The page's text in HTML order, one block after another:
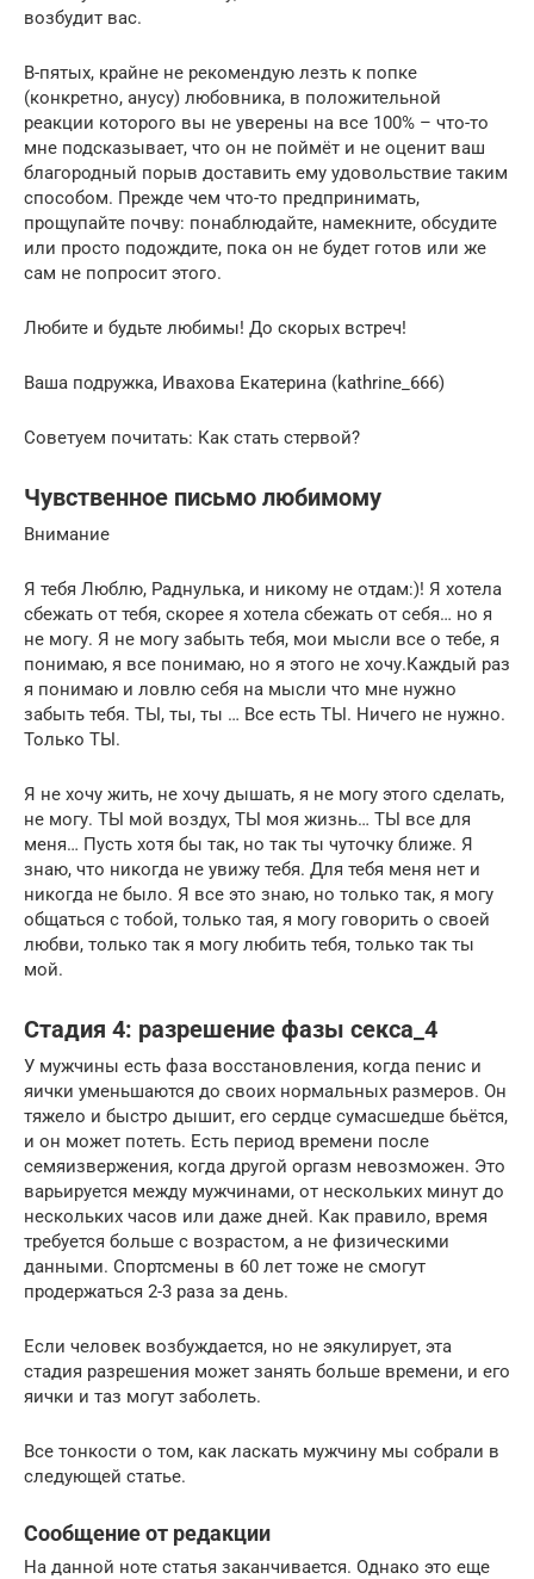
возбудит вас.
В-пятых, крайне не рекомендую лезть к попке
(конкретно, анусу) любовника, в положительной
реакции которого вы не уверены на все 100% – что-то
мне подсказывает, что он не поймёт и не оценит ваш
благородный порыв доставить ему удовольствие таким
способом. Прежде чем что-то предпринимать,
прощупайте почву: понаблюдайте, намекните, обсудите
или просто подождите, пока он не будет готов или же
сам не попросит этого.
Любите и будьте любимы! До скорых встреч!
Ваша подружка, Ивахова Екатерина (kathrine_666)
Советуем почитать: Как стать стервой?
Чувственное письмо любимому
Внимание
Я тебя Люблю, Раднулька, и никому не отдам:)! Я хотела
сбежать от тебя, скорее я хотела сбежать от себя… но я
не могу. Я не могу забыть тебя, мои мысли все о тебе, я
понимаю, я все понимаю, но я этого не хочу.Каждый раз
я понимаю и ловлю себя на мысли что мне нужно
забыть тебя. ТЫ, ты, ты … Все есть ТЫ. Ничего не нужно.
Только ТЫ.
Я не хочу жить, не хочу дышать, я не могу этого сделать,
не могу. ТЫ мой воздух, ТЫ моя жизнь… ТЫ все для
меня… Пусть хотя бы так, но так ты чуточку ближе. Я
знаю, что никогда не увижу тебя. Для тебя меня нет и
никогда не было. Я все это знаю, но только так, я могу
общаться с тобой, только тая, я могу говорить о своей
любви, только так я могу любить тебя, только так ты
мой.
Стадия 4: разрешение фазы секса_4
У мужчины есть фаза восстановления, когда пенис и
яички уменьшаются до своих нормальных размеров. Он
тяжело и быстро дышит, его сердце сумасшедше бьётся,
и он может потеть. Есть период времени после
семяизвержения, когда другой оргазм невозможен. Это
варьируется между мужчинами, от нескольких минут до
нескольких часов или даже дней. Как правило, время
требуется больше с возрастом, а не физическими
данными. Спортсмены в 60 лет тоже не смогут
продержаться 2-3 раза за день.
Если человек возбуждается, но не эякулирует, эта
стадия разрешения может занять больше времени, и его
яички и таз могут заболеть.
Все тонкости о том, как ласкать мужчину мы собрали в
следующей статье.
Сообщение от редакции
На данной ноте статья заканчивается. Однако это еще